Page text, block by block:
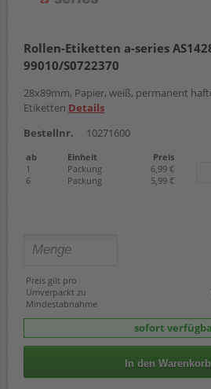
Rollen-Etiketten a-series
99010/S0722370
28x89mm, Papier, weiß, permanent
Etiketten Details
Bestellnr.
10271600
ab Einheit
Preis
1
Packung
6,99 €
6
Packung 5,99 €
Preis gilt pro
Umverpackt zu
Mindestabnahme
sofort
In den Warenkorb